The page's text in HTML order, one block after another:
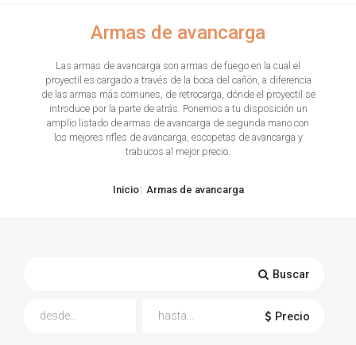
ARMAS CORTAS
TIRO Y COMPETICIÓN
Armas de avancarga
Las armas de avancarga son armas de fuego en la cual el
proyectil es cargado a través de la boca del cañón, a diferencia
de las armas más comunes, de retrocarga, dónde el proyectil se
introduce por la parte de atrás. Ponemos a tu disposición un
amplio listado de armas de avancarga de segunda mano con
los mejores rifles de avancarga, escopetas de avancarga y
trabucos al mejor precio.
Inicio Armas de avancarga
Buscar
Precio